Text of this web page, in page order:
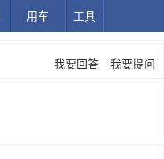
用车 工具
我要回答 我要提问